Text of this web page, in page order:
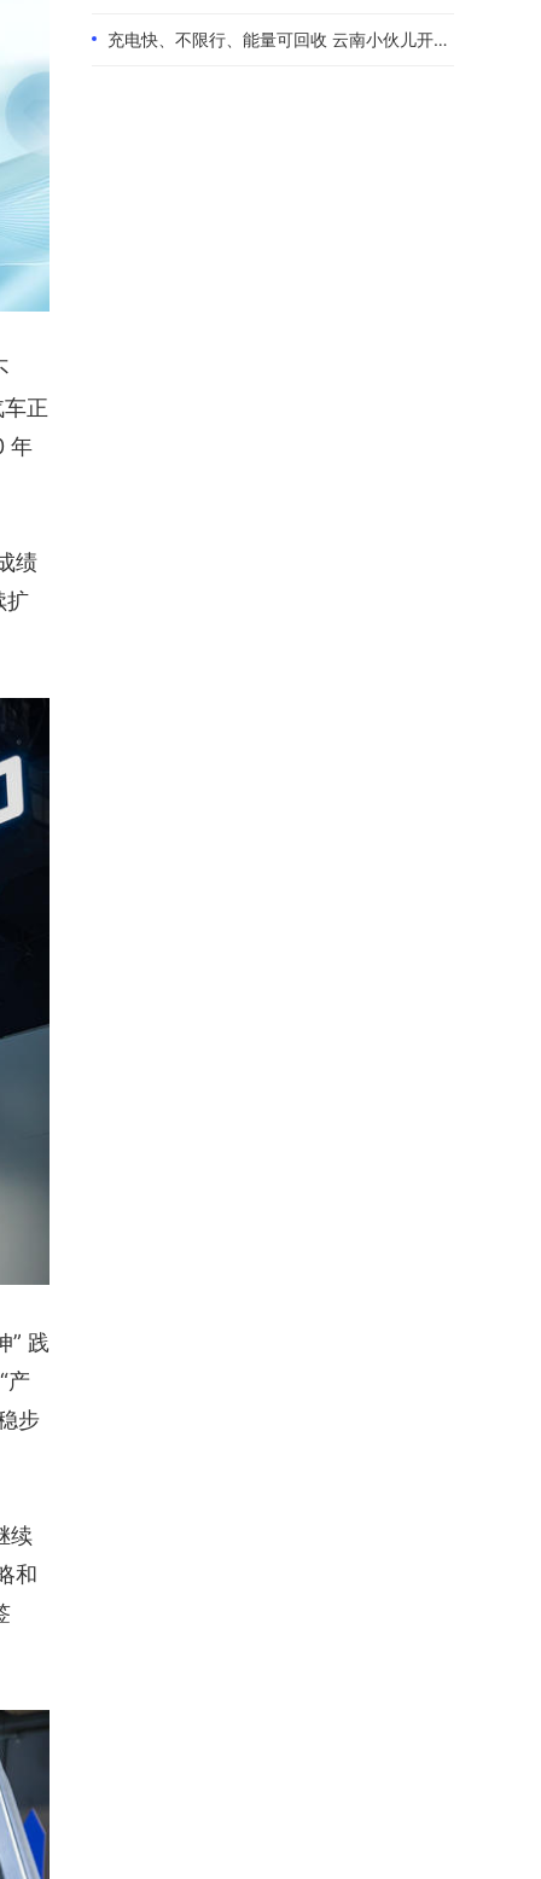
正
年
绩
扩
” 践
产
步
续
和
充电快、不限行、能量可回收 云南小伙儿开着现代泓图EV放心跑烂路